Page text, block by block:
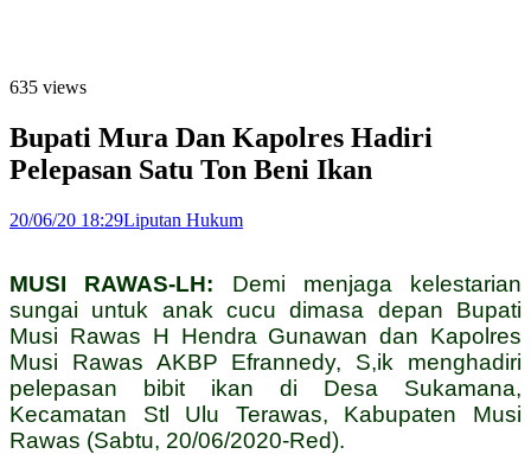
635 views
Bupati Mura Dan Kapolres Hadiri
Pelepasan Satu Ton Beni Ikan
20/06/20 18:29Liputan Hukum
MUSI RAWAS-LH: Demi menjaga kelestarian
sungai untuk anak cucu dimasa depan Bupati
Musi Rawas H Hendra Gunawan dan Kapolres
Musi Rawas AKBP Efrannedy, S,ik menghadiri
pelepasan bibit ikan di Desa Sukamana,
Kecamatan Stl Ulu Terawas, Kabupaten Musi
Rawas (Sabtu, 20/06/2020-Red).